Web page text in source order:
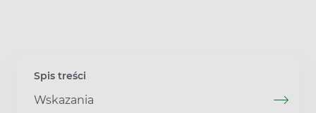
Spis treści
Wskazania